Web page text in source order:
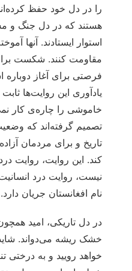
را در دل خود حفظ
هستند که در دل جنگ و
استوار ایستادند. آنها
مقاومت کنند. شکست برای
فرصتی برای آغاز دوباره
یادآوری این روایت‌ها
خاموشی را چاره‌ی کار
تصمیم گرفته‌اند که
تاریخ و برای مردمان
کند. این روایت، روایت
نیست، روایت درد
نام افغانستان جریان دارد.
در دل تاریکی، امید
خشک ریشه می‌دواند.
خواهد رویید و به درختی